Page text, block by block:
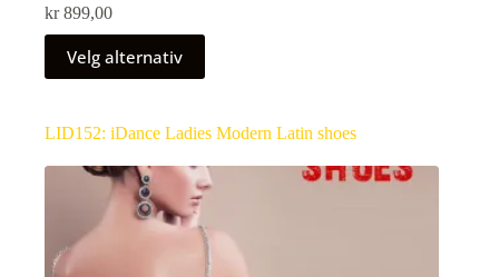
kr899,00
Velg alternativ
LID152: iDance Ladies Modern Latin shoes